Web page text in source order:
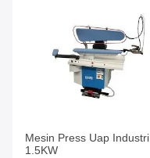
Mesin Press Uap Industri
1.5KW